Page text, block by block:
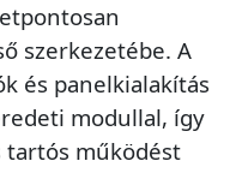
szerkezetébe. A
és panelkialakítás
modullal, így
tartós működést